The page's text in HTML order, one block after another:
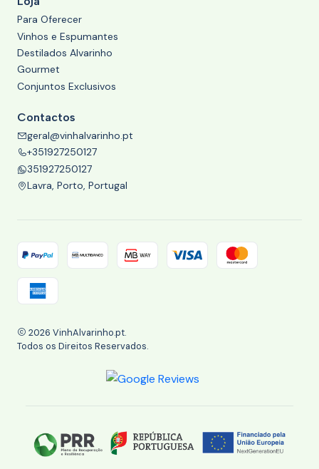
Para Oferecer
Vinhos e Espumantes
Destilados Alvarinho
Gourmet
Conjuntos Exclusivos
Contactos
geral@vinhalvarinho.pt
+351927250127
351927250127
Lavra, Porto, Portugal
2026 VinhAlvarinho.pt.
Todos os Direitos Reservados.